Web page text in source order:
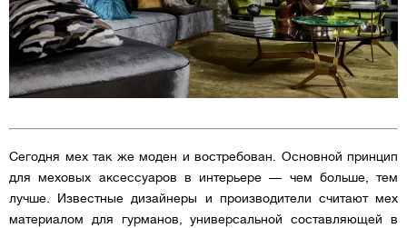
Сегодня мех так же моден и востребован. Основной принцип
для меховых аксессуаров в интерьере — чем больше, тем
лучше. Известные дизайнеры и производители считают мех
материалом для гурманов, универсальной составляющей в